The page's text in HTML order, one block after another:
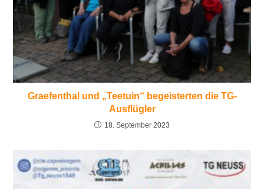
Graefenthal und „Teetuin“ begeisterten die TG-
Ausflügler
18. September 2023